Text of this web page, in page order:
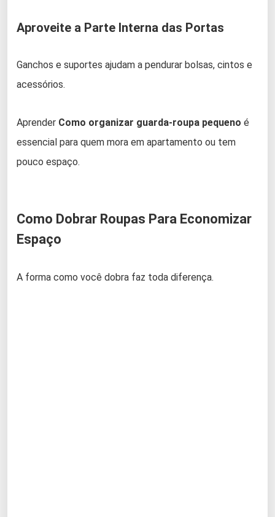
Aproveite a Parte Interna das Portas
Ganchos e suportes ajudam a pendurar bolsas, cintos e
acessórios.
Aprender Como organizar guarda-roupa pequeno é
essencial para quem mora em apartamento ou tem
pouco espaço.
Como Dobrar Roupas Para Economizar
Espaço
A forma como você dobra faz toda diferença.